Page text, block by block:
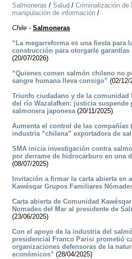
Salmoneras / Salud / Criminalización de
manipulación de información /
Chile - Salmoneras
“La megarreforma es una fiesta para
construcción para otorgarle garantías
(20/07/2026)
“Quienes comen salmón chileno no
sangre humana lleva consigo” (02/12/
Triunfo ciudadano y de la comunidad
del río Wazalafken: justicia suspende
salmonera japonesa(20/11/2025)
Aumenta el control de las compañías
industria “chilena” exportadora de
SMA inicia investigación contra
por derrame de hidrocarburo en una
(08/07/2025)
Invitación a firmar la carta abierta en
Kawésqar Grupos Familiares
Carta abierta de Comunidad
Nomades del Mar al presidente de
(23/06/2025)
Con el apoyo de la industria del
presidencial Franco Parisi prometió
organizaciones defensoras de la
económicos” (28/04/2025)